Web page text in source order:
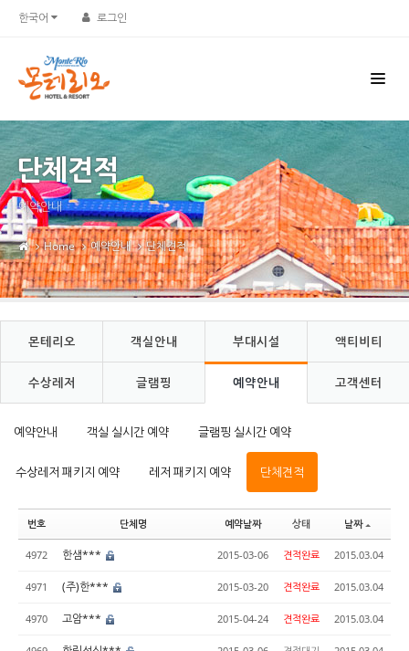
한국어 로그인
단체견적
예약안내
Home 예약안내 단체견적
몬테리오 객실안내 부대시설 액티비티
수상레저 글램핑 예약안내 고객센터
예약안내 객실 실시간 예약 글램핑 실시간 예약
수상레저 패키지 예약 레저 패키지 예약 단체견적
번호 단체명 예약날짜 상태 날짜
4972 한샘*** 2015-03-06 견적완료 2015.03.04
4971 (주)한*** 2015-03-20 견적완료 2015.03.04
4970 고암*** 2015-04-24 견적완료 2015.03.04
Sketchbook5, 스케치북5